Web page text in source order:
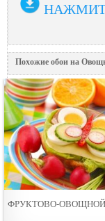
Похожие обои на
ФРУКТОВО-ОВОЩНОЙ